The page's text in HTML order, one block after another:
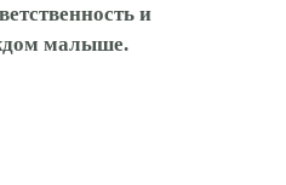
и
малыше.